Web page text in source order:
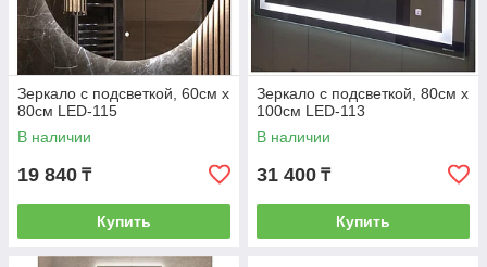
Зеркало с подсветкой, 60см х
80см LED-115
В наличии
19 840 ₸
Купить
Зеркало с подсветкой, 80см х
100см LED-113
В наличии
31 400 ₸
Купить